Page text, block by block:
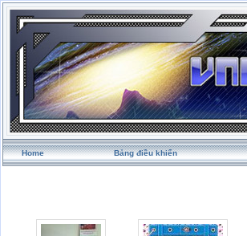
Home Bảng điều khiển